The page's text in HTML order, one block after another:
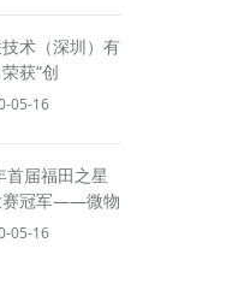
术（深圳）有
获“创
05-16
首届福田之星
赛冠军——微物
05-16